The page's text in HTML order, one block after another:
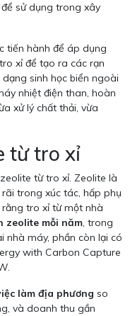
sử dụng trong xây
tiến hành để áp dụng
xỉ để tạo ra các rạn
sinh học biển ngoài
nhiệt điện than, hoàn
xử lý chất thải, vừa
từ tro xỉ
từ tro xỉ. Zeolite là
trong xúc tác, hấp phụ
rằng tro xỉ từ một nhà
zeolite mỗi năm, trong
nhà máy, phần còn lại có
with Carbon Capture
làm địa phương so
và doanh thu gần